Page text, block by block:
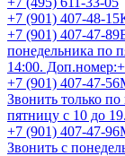
+7 (901) 407-48-15
+7 (901) 407-47-89
понедельника по
14:00.
+7 (901) 407-47-56
Звонить только
пятницу с 10 до 19.
+7 (901) 407-47-96
Звонить с